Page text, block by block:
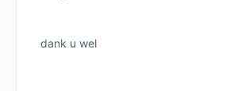
dank u wel